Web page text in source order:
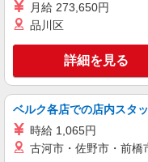
月給 273,650円
品川区
詳細を見る
ベルク各店での店内スタ
時給 1,065円
古河市・佐野市・前橋